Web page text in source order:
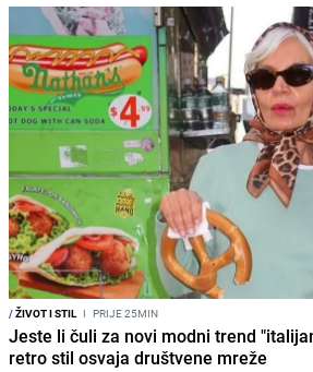
/ŽIVOT I STIL I PRIJE 25MIN
Jeste li čuli za novi modni trend
retro stil osvaja društvene mreže